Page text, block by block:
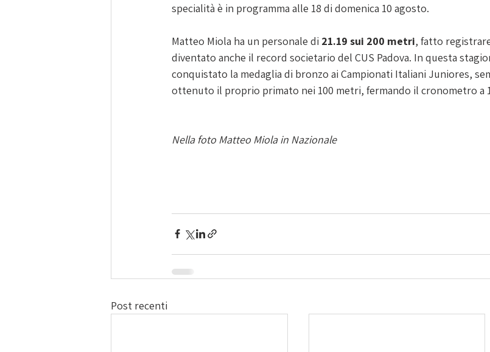
specialità è in programma alle 18 di domenica 10 agosto.
Matteo Miola ha un personale di 21.19 sui 200 metri, fatto
diventato anche il record societario del CUS Padova. In questa
conquistato la medaglia di bronzo ai Campionati Italiani Juniores,
ottenuto il proprio primato nei 100 metri, fermando il cronometro a
Nella foto Matteo Miola in Nazionale
Post recenti